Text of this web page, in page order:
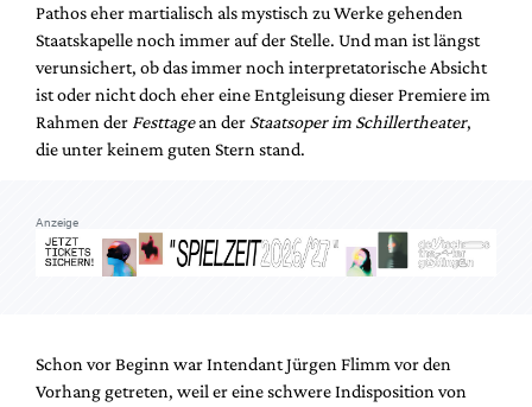
Pathos eher martialisch als mystisch zu Werke gehenden
Staatskapelle noch immer auf der Stelle. Und man ist längst
verunsichert, ob das immer noch interpretatorische Absicht
ist oder nicht doch eher eine Entgleisung dieser Premiere im
Rahmen der Festtagean der Staatsoper im Schillertheater,
die unter keinem guten Stern stand.
Anzeige
Schon vor Beginn war Intendant Jürgen Flimm vor den
Vorhang getreten, weil er eine schwere Indisposition von